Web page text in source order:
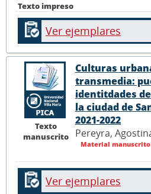
Texto impreso
Ver ejemplares
Texto
manuscrito
Culturas
transmedia:
identitdades
la ciudad de
2021-2022
Pereyra,
Material
Ver ejemplares